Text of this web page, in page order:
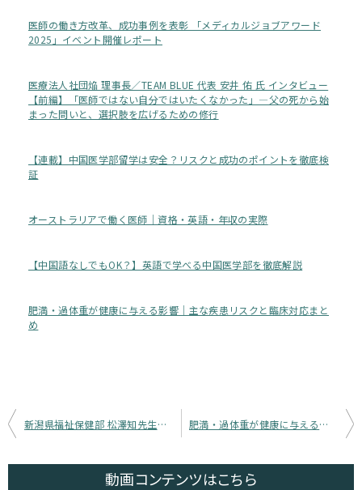
医師の働き方改革、成功事例を表彰 「メディカルジョブアワード
2025」イベント開催レポート
医療法人社団焔 理事長／TEAM BLUE 代表 安井 佑 氏 インタビュー
【前編】「医師ではない自分ではいたくなかった」―父の死から始
まった問いと、選択肢を広げるための修行
【連載】中国医学部留学は安全？リスクと成功のポイントを徹底検
証
オーストラリアで働く医師｜資格・英語・年収の実際
【中国語なしでもOK？】英語で学べる中国医学部を徹底解説
肥満・過体重が健康に与える影響｜主な疾患リスクと臨床対応まと
め
投
新潟県福祉保健部 松澤知先生インタビュー【前編】「20年先の日本が、もう佐渡にある」――初期研修での経験が、行政医師という選択の原点 肥満・過体重が健康に与える影響｜主な疾患リスクと臨床対応まとめ
動画コンテンツはこちら